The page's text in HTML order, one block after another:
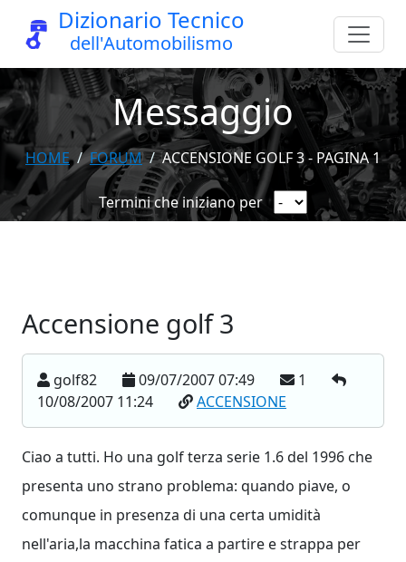
Dizionario Tecnico
dell'Automobilismo
Messaggio
HOME FORUM ACCENSIONE GOLF 3 - PAGINA 1
Termini che iniziano per
Accensione golf 3
golf82 09/07/2007 07:49
1
10/08/2007 11:24
ACCENSIONE
Ciao a tutti. Ho una golf terza serie 1.6 del 1996 che
presenta uno strano problema: quando piave, o
comunque in presenza di una certa umidità
nell'aria,la macchina fatica a partire e strappa per